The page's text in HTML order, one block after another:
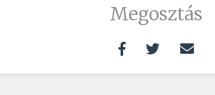
Megosztás